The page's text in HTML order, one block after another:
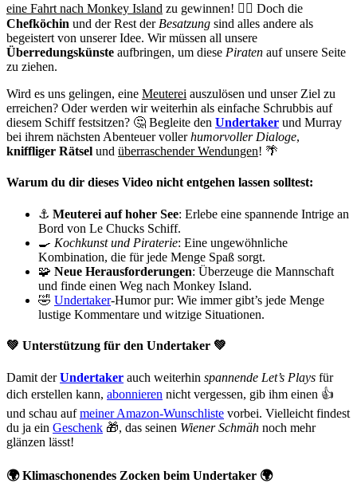
eine Fahrt nach Monkey Island zu gewinnen! 🏴‍☠️ Doch die
Chefköchin und der Rest der Besatzung sind alles andere als
begeistert von unserer Idee. Wir müssen all unsere
Überredungskünste aufbringen, um diese Piraten auf unsere Seite
zu ziehen.
Wird es uns gelingen, eine Meuterei auszulösen und unser Ziel zu
erreichen? Oder werden wir weiterhin als einfache Schrubbis auf
diesem Schiff festsitzen? 🤔 Begleite den Undertaker und Murray
bei ihrem nächsten Abenteuer vollerhumorvoller Dialoge,
kniffliger Rätsel und überraschender Wendungen! 🌴
Warum du dir dieses Video nicht entgehen lassen solltest:
⚓ Meuterei auf hoher See: Erlebe eine spannende Intrige an
Bord von Le Chucks Schiff.
🍳 Kochkunst und Piraterie: Eine ungewöhnliche
Kombination, die für jede Menge Spaß sorgt.
🧩 Neue Herausforderungen: Überzeuge die Mannschaft
und finde einen Weg nach Monkey Island.
🤣 Undertaker-Humor pur: Wie immer gibt’s jede Menge
lustige Kommentare und witzige Situationen.
💚 Unterstützung für den Undertaker 💚
Damit derUndertaker auch weiterhin spannende Let’s Plays für
dich erstellen kann, abonnieren nicht vergessen, gib ihm einen 👍
und schau aufmeiner Amazon-Wunschliste vorbei. Vielleicht findest
du ja ein Geschenk 🎁, das seinen Wiener Schmäh noch mehr
glänzen lässt!
🌍 Klimaschonendes Zocken beim Undertaker 🌍